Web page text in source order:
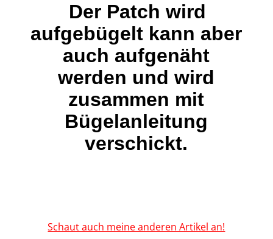
Der Patch wird
aufgebügelt kann aber
auch aufgenäht
werden und wird
zusammen mit
Bügelanleitung
verschickt.
Schaut auch meine anderen Artikel an!